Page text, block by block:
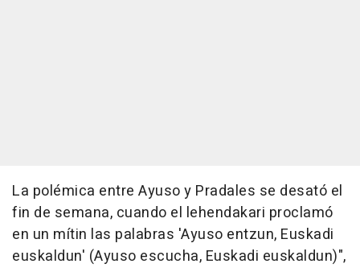
La polémica entre Ayuso y Pradales se desató el
fin de semana, cuando el lehendakari proclamó
en un mítin las palabras 'Ayuso entzun, Euskadi
euskaldun' (Ayuso escucha, Euskadi euskaldun)",